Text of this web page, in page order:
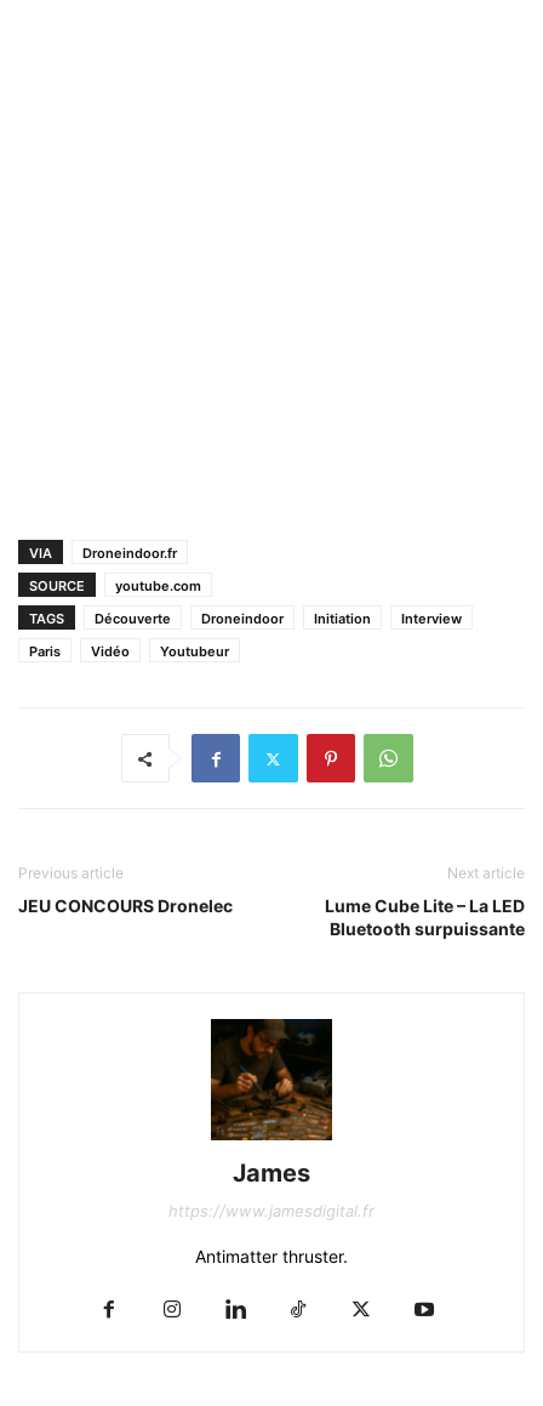
VIA
Droneindoor.fr
SOURCE
youtube.com
TAGS
Découverte Droneindoor Initiation
Interview
Paris
Vidéo Youtubeur
Previous article
JEU CONCOURS Dronelec
Next article
Lume Cube Lite – La LED
Bluetooth surpuissante
James
https://www.jamesdigital.fr
Antimatter thruster.